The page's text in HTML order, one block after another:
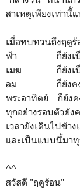
สาเหตุเพียงเท่านี้
เมื่อทบทวนถึงฤดู
ฟ้า ก็ยังเป็
เมฆ ก็ยังเป็
ลม ก็ยังคง พัด
พระอาทิตย์ ก็ยังค
ทุกอย่างรอบตัวยัง
เวลายังเดินไปข้าง
และเป็นแบบนี้มา
^^
สวัสดี "ฤดูร้อน"